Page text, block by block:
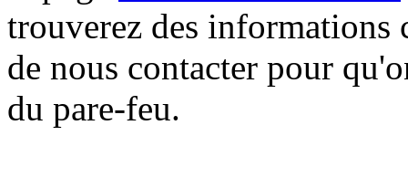
trouverez des informations
de nous contacter pour
du pare-feu.